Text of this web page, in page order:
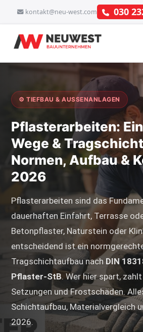
kontakt@neu-west.com 030
⚙ TIEFBAU & AUSSENANLAGEN
Pflasterarbeiten:
Wege &
Normen, Aufbau &
2026
Pflasterarbeiten sind das
dauerhaften Einfahrt, Terrasse
Betonpflaster, Naturstein oder
entscheidend ist ein
Tragschichtaufbau nach DIN
Pflaster-StB. Wer hier spart,
Setzungen und Frostschäden.
Schichtaufbau, Materialvergleich
2026.